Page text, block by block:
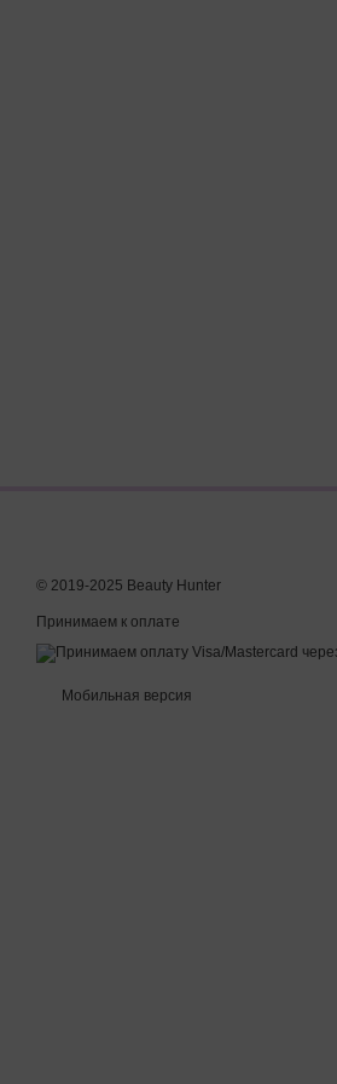
© 2019-2025 Beauty Hunter
Принимаем к оплате
Мобильная версия